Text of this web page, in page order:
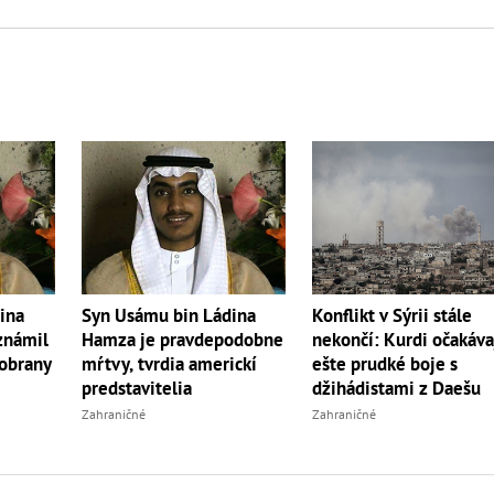
Syn Usámu bin Ládina
Hamza je pravdepodobne
mŕtvy, tvrdia americkí
predstavitelia
Zahraničné
Konflikt v Sýrii stále
nekončí: Kurdi
ešte prudké boje s
džihádistami z Daešu
Zahraničné